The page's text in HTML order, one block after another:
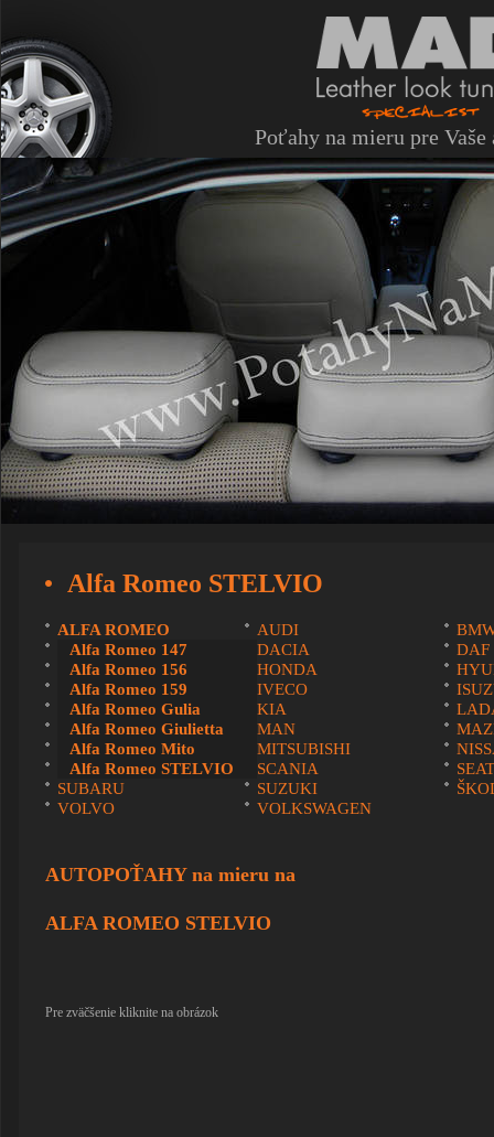
Poťahy na mieru pre Vaše
Alfa Romeo STELVIO
ALFA ROMEO
Alfa Romeo 147
Alfa Romeo 156
Alfa Romeo 159
Alfa Romeo Gulia
Alfa Romeo Giulietta
Alfa Romeo Mito
Alfa Romeo STELVIO
AUDI
CUPRA
DACIA
DAF
FORD
HONDA
INFINITY
IVECO
JOHN DEERE stroje
KIA
LEXUS
MAN
MINI
MITSUBISHI
RENAULT
SCANIA
SEAT
SUBARU
SUZUKI
VOLVO
VOLKSWAGEN
AUTOPOŤAHY na mieru na
ALFA ROMEO STELVIO
Pre zväčšenie kliknite na obrázok